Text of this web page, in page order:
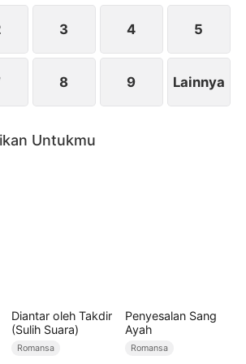
yang menyakitkan ini...
3 4 5
8 9 Lainnya
Untukmu
Diantar oleh Takdir
(Sulih Suara)
Romansa
Penyesalan Sang
Ayah
Romansa